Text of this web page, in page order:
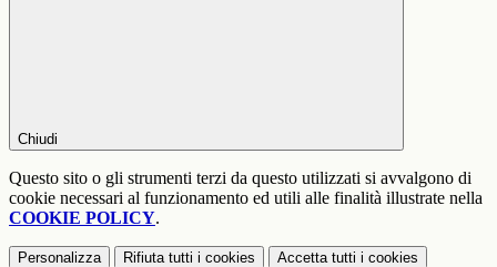
Chiudi
Questo sito o gli strumenti terzi da questo utilizzati si avvalgono di
cookie necessari al funzionamento ed utili alle finalità illustrate nella
COOKIE POLICY.
Personalizza Rifiuta tutti i cookies Accetta tutti i cookies